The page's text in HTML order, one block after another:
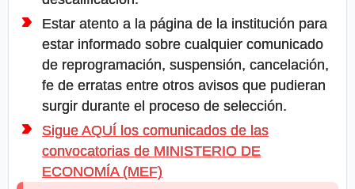
Estar atento a la página de la institución para
estar informado sobre cualquier comunicado
de reprogramación, suspensión, cancelación,
fe de erratas entre otros avisos que pudieran
surgir durante el proceso de selección.
Sigue AQUÍ los comunicados de las
convocatorias de MINISTERIO DE
ECONOMÍA (MEF)